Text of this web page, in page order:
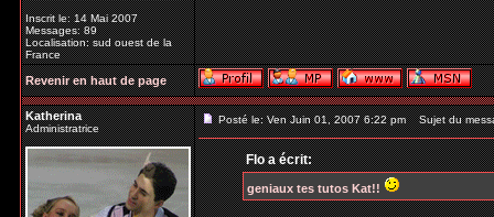
Inscrit le: 14 Mai 2007
Messages: 89
Localisation: sud ouest de la
France
Revenir en haut de page
Katherina
Administratrice
Posté le: Ven Juin 01, 2007 6:22 pm Sujet du
Flo a écrit:
geniaux tes tutos Kat!!